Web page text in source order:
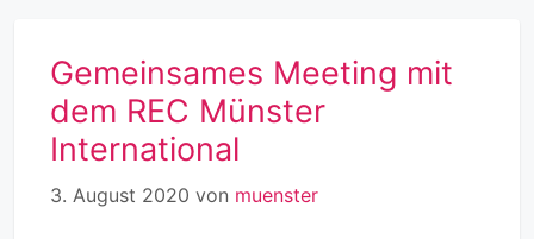
Gemeinsames Meeting mit
dem REC Münster
International
3. August 2020 von muenster